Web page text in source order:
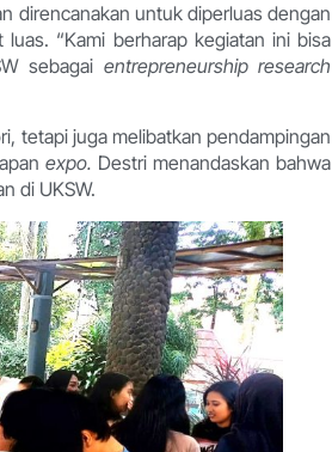
direncanakan untuk diperluas dengan
“Kami berharap kegiatan ini bisa
sebagai entrepreneurship research
tetapi juga melibatkan pendampingan
expo. Destri menandaskan bahwa
di UKSW.